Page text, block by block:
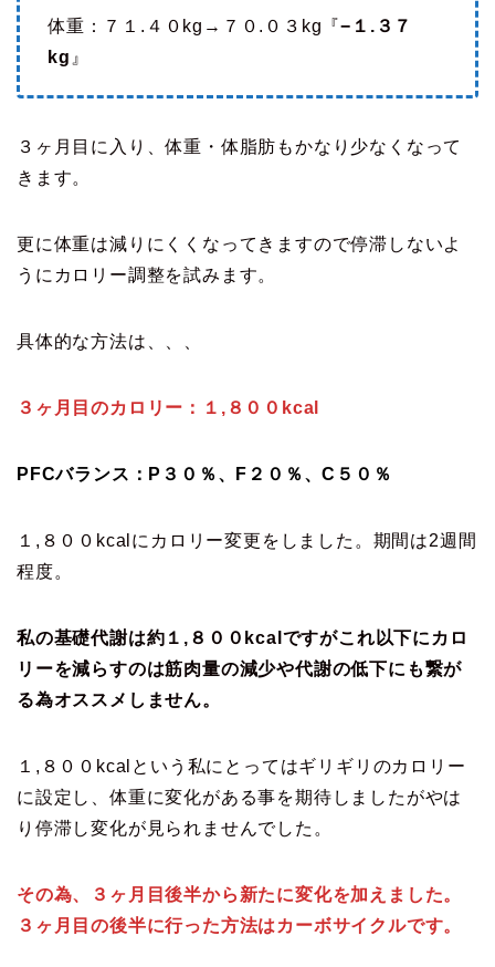
体重：７１.４０kg→７０.０３kg『−１.３７
kg 』
３ヶ月目に入り、体重・体脂肪もかなり少なくなって
きます。
更に体重は減りにくくなってきますので停滞しないよ
うにカロリー調整を試みます。
具体的な方法は、、、
３ヶ月目のカロリー：１,８００kcal
PFCバランス：P３０％、F２０％、C５０％
１,８００kcalにカロリー変更をしました。期間は2週間
程度。
私の基礎代謝は約１,８００kcalですがこれ以下にカロ
リーを減らすのは筋肉量の減少や代謝の低下にも繋が
る為オススメしません。
１,８００kcalという私にとってはギリギリのカロリー
に設定し、体重に変化がある事を期待しましたがやは
り停滞し変化が見られませんでした。
その為、３ヶ月目後半から新たに変化を加えました。
３ヶ月目の後半に行った方法はカーボサイクルです。